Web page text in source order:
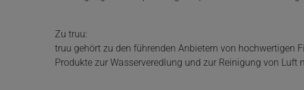
Zu truu:
truu gehört zu den führenden Anbietern von
Produkte zur Wasserveredlung und zur Reinigung von Luft